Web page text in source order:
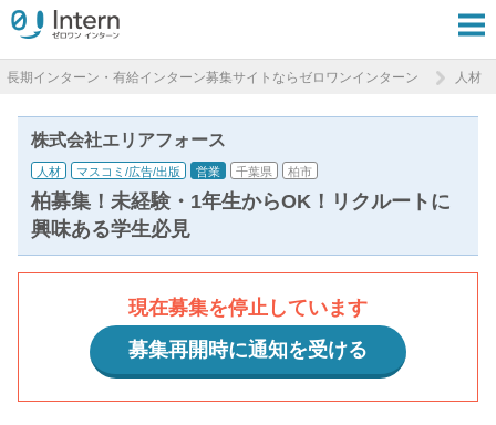
長期インターン・有給インターン募集サイトならゼロワンインターン 人材
株式会社エリアフォース
人材 マスコミ/広告/出版 営業 千葉県 柏市
柏募集！未経験・1年生からOK！リクルートに
興味ある学生必見
現在募集を停止しています
募集再開時に通知を受ける